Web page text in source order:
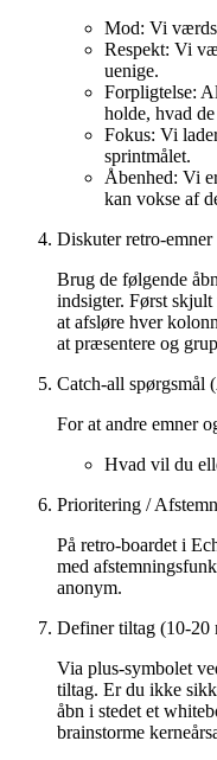
Mod: Vi
Respekt: Vi
uenige.
Forpligtelse:
holde, hvad
Fokus: Vi
sprintmålet.
Åbenhed: Vi
kan vokse af
Diskuter retro-emner
Brug de følgende
indsigter. Først
at afsløre hver
at præsentere og
Catch-all spørgsmål
For at andre emner
Hvad vil du
Prioritering /
På retro-boardet i
med
anonym.
Definer tiltag (10-20
Via plus-symbolet
tiltag. Er du ikke
åbn i stedet et
brainstorme